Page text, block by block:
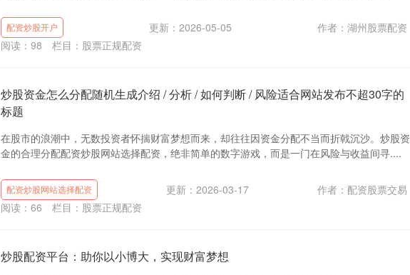
配资炒股开户 更新：2026-05-05
作者：湖州股票配资
阅读： 98 栏目： 股票正规配资
炒股资金怎么分配随机生成介绍 / 分析 / 如何判断 / 风险适合网站发布不超30字的
标题
在股市的浪潮中，无数投资者怀揣财富梦想而来，却往往因资金分配不当而折戟沉沙。炒股资
金的合理分配配资炒股网站选择配资，绝非简单的数字游戏，而是一门在风险与收益间寻....
配资炒股网站选择配资 更新：2026-03-17
作者：配资股票交易
阅读： 66 栏目： 股票正规配资
炒股配资平台：助你以小博大，实现财富梦想